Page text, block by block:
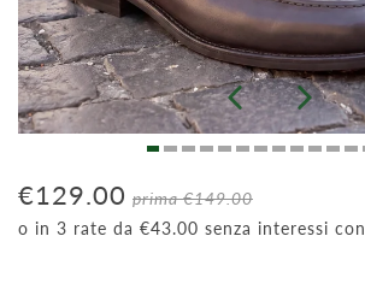
€129.00 prima€149.00
o in 3 rate da €43.00 senza interessi con